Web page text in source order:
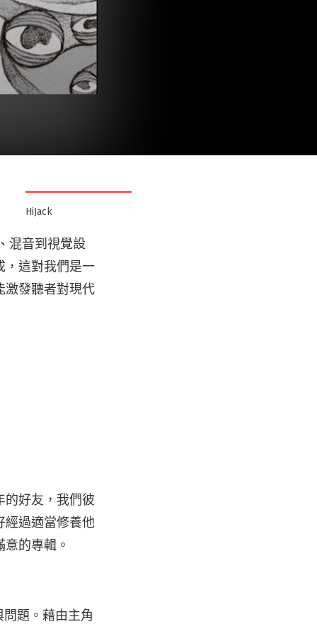
HiJack
混音到視覺設
，這對我們是一
激發聽者對現代
的好友，我們彼
經過適當修養他
的專輯。
問題。藉由主角